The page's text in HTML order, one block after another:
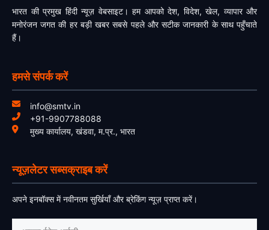
भारत की प्रमुख हिंदी न्यूज़ वेबसाइट। हम आपको देश, विदेश, खेल, व्यापार और
मनोरंजन जगत की हर बड़ी खबर सबसे पहले और सटीक जानकारी के साथ पहुँचाते
हैं।
हमसे संपर्क करें
info@smtv.in
+91-9907788088
मुख्य कार्यालय, खंडवा, म.प्र., भारत
न्यूज़लेटर सब्सक्राइब करें
अपने इनबॉक्स में नवीनतम सुर्खियाँ और ब्रेकिंग न्यूज़ प्राप्त करें।